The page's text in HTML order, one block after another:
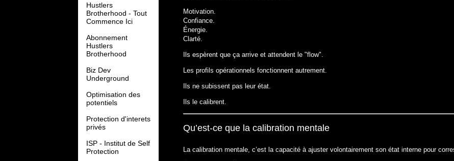
Motivation.
Confiance.
Énergie.
Clarté.
Ils espèrent que ça arrive et attendent le "flow".
Les profils opérationnels fonctionnent autrement.
Ils ne subissent pas leur état.
Ils le calibrent.
Qu’est-ce que la calibration mentale
La calibration mentale, c’est la capacité à ajuster volontairement son état interne pour
Hustlers
Brotherhood - Tout
Commence Ici
Abonnement
Hustlers
Brotherhood
Biz Dev
Underground
Optimisation des
potentiels
Protection d'interets
privés
ISP - Institut de Self
Protection